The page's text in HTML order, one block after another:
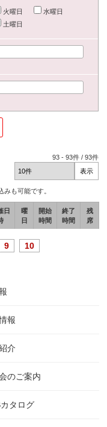
火曜日
水曜日
土曜日
93 -93件 /93件
も可能です。
日
曜
日
開始
時間
終了
時間
残
席
9 10
報
介
のご案内
タログ